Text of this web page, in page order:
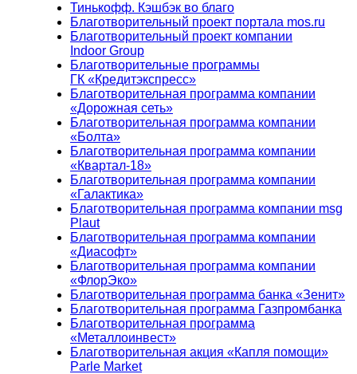
Тинькофф. Кэшбэк во благо
Благотворительный проект портала mos.ru
Благотворительный проект компании
Indoor Group
Благотворительные программы
ГК «Кредитэкспресс»
Благотворительная программа компании
«Дорожная сеть»
Благотворительная программа компании
«Болта»
Благотворительная программа компании
«Квартал-18»
Благотворительная программа компании
«Галактика»
Благотворительная программа компании msg
Plaut
Благотворительная программа компании
«Диасофт»
Благотворительная программа компании
«ФлорЭко»
Благотворительная программа банка «Зенит»
Благотворительная программа Газпромбанка
Благотворительная программа
«Металлоинвест»
Благотворительная акция «Капля помощи»
Parle Market